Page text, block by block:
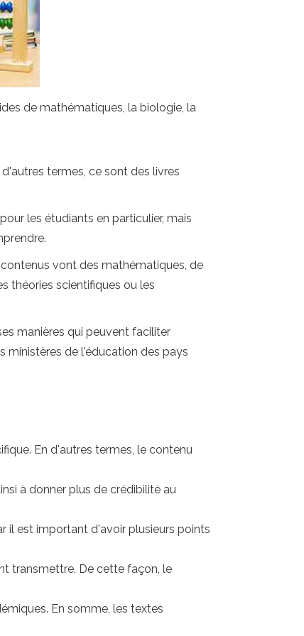
de mathématiques, la biologie, la
termes, ce sont des livres
les étudiants en particulier, mais
vont des mathématiques, de
théories scientifiques ou les
manières qui peuvent faciliter
ministères de l'éducation des pays
En d'autres termes, le contenu
à donner plus de crédibilité au
il est important d'avoir plusieurs points
transmettre. De cette façon, le
En somme, les textes